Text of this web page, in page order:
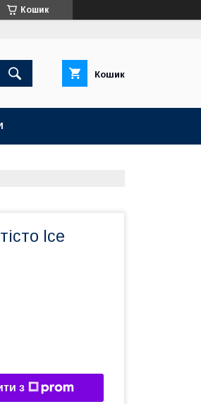
Кошик
Кошик
Ice
з